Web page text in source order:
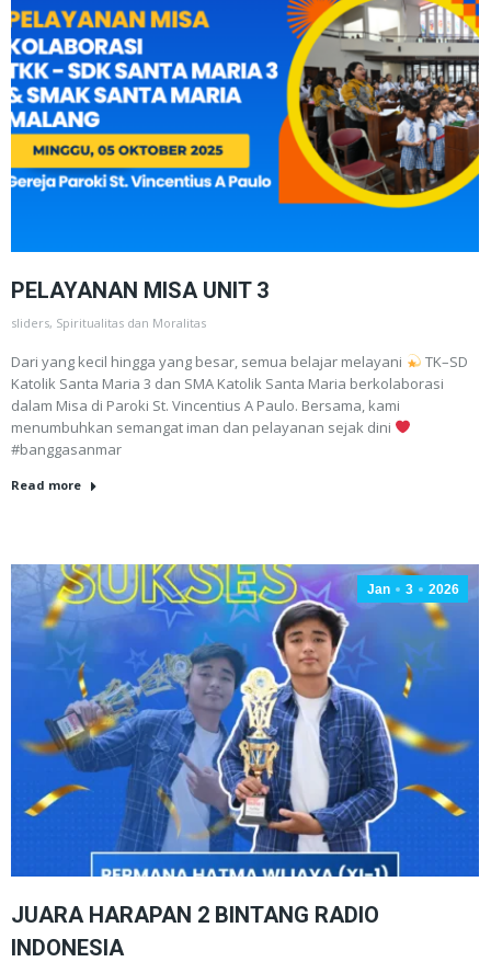
PELAYANAN MISA UNIT 3
sliders, Spiritualitas dan Moralitas
Dari yang kecil hingga yang besar, semua belajar melayani
TK–SD
Katolik Santa Maria 3 dan SMA Katolik Santa Maria berkolaborasi
dalam Misa di Paroki St. Vincentius A Paulo. Bersama, kami
menumbuhkan semangat iman dan pelayanan sejak dini
#banggasanmar
Read more
Jan 3 2026
JUARA HARAPAN 2 BINTANG RADIO
INDONESIA